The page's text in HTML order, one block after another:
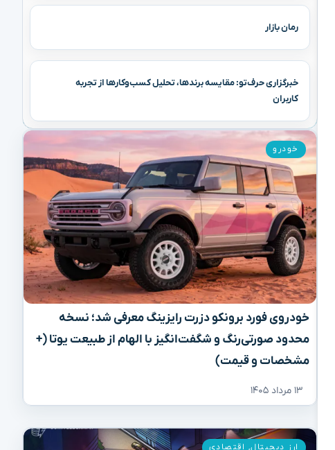
رمان بازار
خبرگزاری حرف‌تو: مقایسه برندها، تحلیل کسب‌وکارها از تجربه
کاربران
خودروی فورد برونکو دزرت رایزینگ معرفی شد؛ نسخه
محدود صورتی‌رنگ و شگفت‌انگیز با الهام از طبیعت یوتا (+
مشخصات و قیمت)
۱۳ مرداد ۱۴۰۵
خودرو
ارز دیجیتال, اقتصادی